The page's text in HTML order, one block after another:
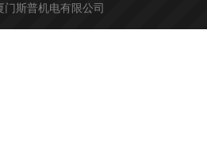
斯普机电有限公司